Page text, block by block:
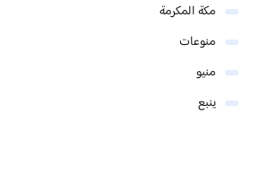
مكة المكرمة
منوعات
منيو
ينبع